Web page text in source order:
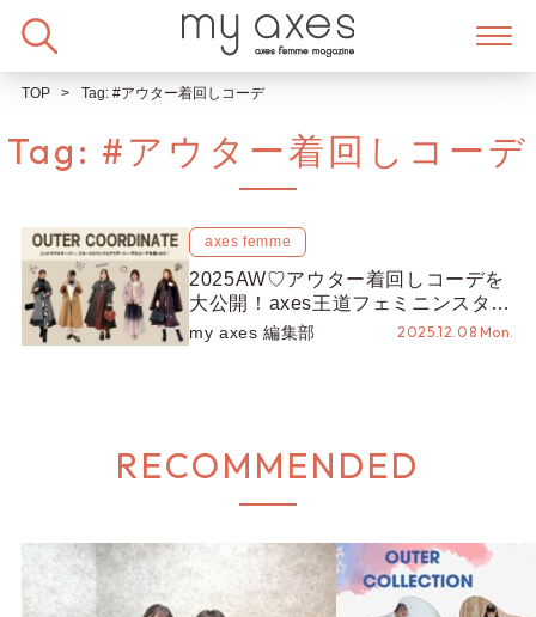
TOP Tag: #アウター着回しコーデ
Tag: #アウター着回しコーデ
axes femme
2025AW♡アウター着回しコーデを
大公開！axes王道フェミニンスタイ
ルからオフィスカジュアル、キレイ
my axes 編集部 2025.12.08 Mon.
RECOMMENDED